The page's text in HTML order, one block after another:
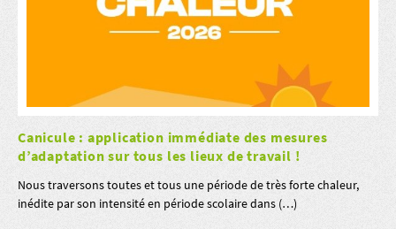
Canicule : application immédiate des mesures
d’adaptation sur tous les lieux de travail !
Nous traversons toutes et tous une période de très forte chaleur,
inédite par son intensité en période scolaire dans (…)